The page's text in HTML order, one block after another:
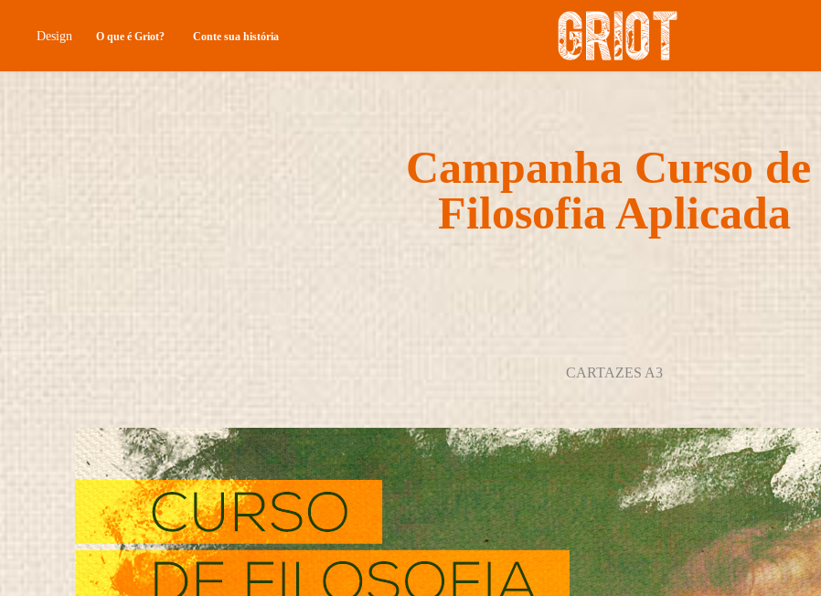
Design O que é Griot? Conte sua história
Campanha Curso de
Filosofia Aplicada
CARTAZES A3